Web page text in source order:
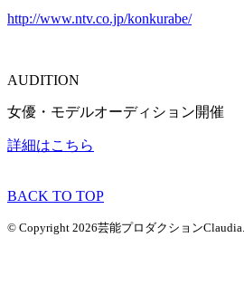
http://www.ntv.co.jp/konkurabe/
AUDITION
女優・モデルオーディション開催
詳細はこちら
BACK TO TOP
© Copyright 2026芸能プロダクションClaudia.